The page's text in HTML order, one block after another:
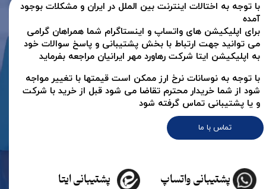
تماس با ما
با توجه به اختالات اینترنت بین الملل در ایران و مشکلات بوجود
آمده
برای اپلیکیشن های واتساپ و اینستاگرام شما همراهان گرامی
می توانید جهت ارتباط با بخش پشتیبانی و پاسخ سوالات خود
به اپلیکیشن ایتا شرکت رهاورد مهر ایرانیان مراجعه بفرماید
پشتیبانی ایتا پشتیبانی واتساپ
با توجه به نوسانات نرخ ارز ممکن است قیمتها با تغییر مواجه
شود از شما خریدار محترم تقاضا می شود قبل از خرید با شرکت
و یا پشتیبانی تماس گرفته شود